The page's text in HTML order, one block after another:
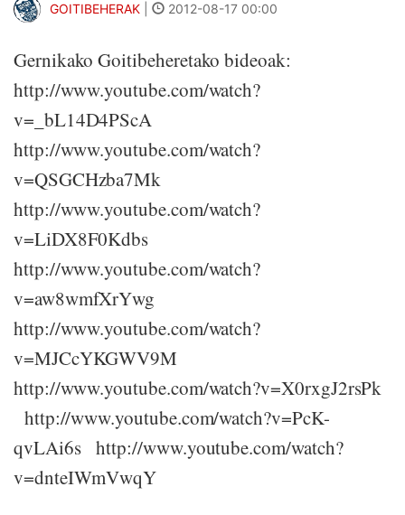
GOITIBEHERAK 2012-08-17 00:00
Gernikako Goitibeheretako bideoak:
http://www.youtube.com/watch?
v=_bL14D4PScA
http://www.youtube.com/watch?
v=QSGCHzba7Mk
http://www.youtube.com/watch?
v=LiDX8F0Kdbs
http://www.youtube.com/watch?
v=aw8wmfXrYwg
http://www.youtube.com/watch?
v=MJCcYKGWV9M
http://www.youtube.com/watch?v=X0rxgJ2rsPk
http://www.youtube.com/watch?v=PcK-
qvLAi6s http://www.youtube.com/watch?
v=dnteIWmVwqY